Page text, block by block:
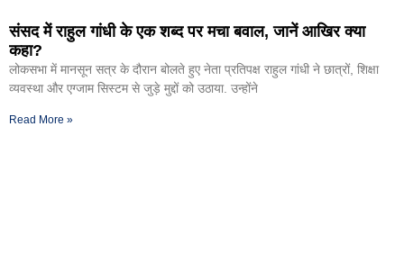
संसद में राहुल गांधी के एक शब्द पर मचा बवाल, जानें आखिर क्या
कहा?
लोकसभा में मानसून सत्र के दौरान बोलते हुए नेता प्रतिपक्ष राहुल गांधी ने छात्रों, शिक्षा
व्यवस्था और एग्जाम सिस्टम से जुड़े मुद्दों को उठाया. उन्होंने
Read More »